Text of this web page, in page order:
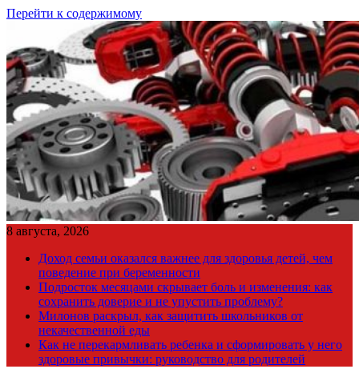
Перейти к содержимому
8 августа, 2026
Доход семьи оказался важнее для здоровья детей, чем
поведение при беременности
Подросток месяцами скрывает боль и изменения: как
сохранить доверие и не упустить проблему?
Милонов раскрыл, как защитить школьников от
некачественной еды
Как не перекармливать ребенка и сформировать у него
здоровые привычки: руководство для родителей